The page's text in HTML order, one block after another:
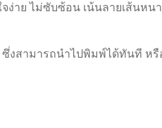
ง่าย ไม่ซับซ้อน เน้นลายเส้นหน
ซึ่งสามารถนำไปพิมพ์ได้ทันที ห